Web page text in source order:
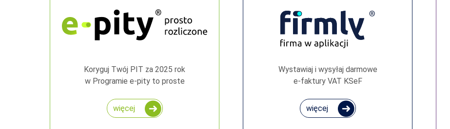
Koryguj Twój PIT za 2025 rok
w Programie e-pity to proste
więcej
Wystawiaj i wysyłaj darmowe
e‑faktury VAT KSeF
więcej